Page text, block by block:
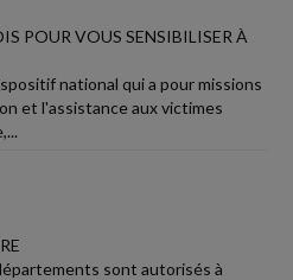
POUR VOUS SENSIBILISER À
national qui a pour missions
et l'assistance aux victimes
sont autorisés à